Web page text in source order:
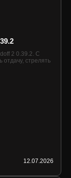
2 0.39.2. С
стрелять
12.07.2026